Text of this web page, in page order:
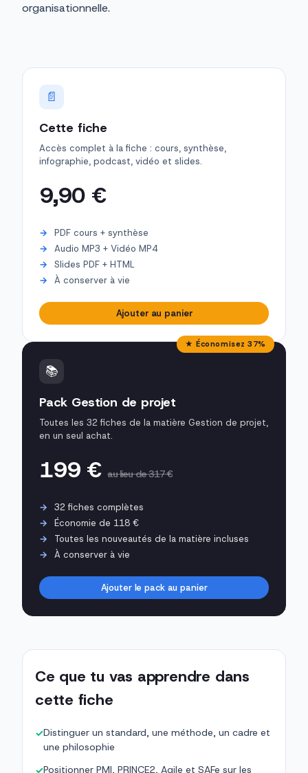
organisationnelle.
📄
Cette fiche
Accès complet à la fiche : cours, synthèse,
infographie, podcast, vidéo et slides.
9,90 €
PDF cours + synthèse
Audio MP3 + Vidéo MP4
Slides PDF + HTML
À conserver à vie
Ajouter au panier
★ Économisez 37%
📚
Pack Gestion de projet
Toutes les 32 fiches de la matière Gestion de projet,
en un seul achat.
199 €au lieu de 317 €
32 fiches complètes
Économie de 118 €
Toutes les nouveautés de la matière incluses
À conserver à vie
Ajouter le pack au panier
Ce que tu vas apprendre dans
cette fiche
✓Distinguer un standard, une méthode, un cadre et
une philosophie
Positionner PMI, PRINCE2, Agile et SAFe sur les